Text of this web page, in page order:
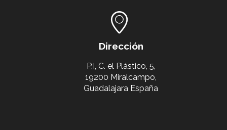
Dirección
P.I, C. el Plástico, 5,
19200 Miralcampo,
Guadalajara España